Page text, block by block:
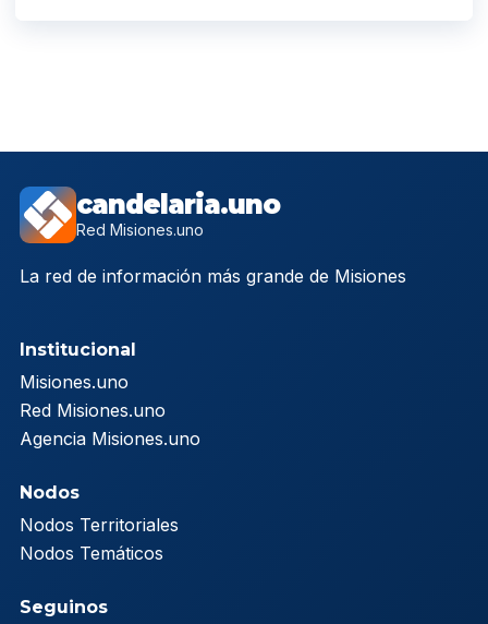
candelaria.uno
Red Misiones.uno
La red de información más grande de Misiones
Institucional
Misiones.uno
Red Misiones.uno
Agencia Misiones.uno
Nodos
Nodos Territoriales
Nodos Temáticos
Seguinos